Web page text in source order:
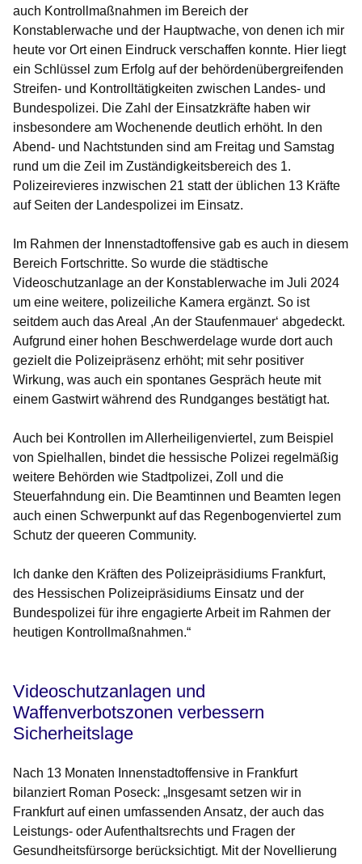
auch Kontrollmaßnahmen im Bereich der
Konstablerwache und der Hauptwache, von denen ich mir
heute vor Ort einen Eindruck verschaffen konnte. Hier liegt
ein Schlüssel zum Erfolg auf der behördenübergreifenden
Streifen- und Kontrolltätigkeiten zwischen Landes- und
Bundespolizei. Die Zahl der Einsatzkräfte haben wir
insbesondere am Wochenende deutlich erhöht. In den
Abend- und Nachtstunden sind am Freitag und Samstag
rund um die Zeil im Zuständigkeitsbereich des 1.
Polizeirevieres inzwischen 21 statt der üblichen 13 Kräfte
auf Seiten der Landespolizei im Einsatz.
Im Rahmen der Innenstadtoffensive gab es auch in diesem
Bereich Fortschritte. So wurde die städtische
Videoschutzanlage an der Konstablerwache im Juli 2024
um eine weitere, polizeiliche Kamera ergänzt. So ist
seitdem auch das Areal ,An der Staufenmauer‘ abgedeckt.
Aufgrund einer hohen Beschwerdelage wurde dort auch
gezielt die Polizeipräsenz erhöht; mit sehr positiver
Wirkung, was auch ein spontanes Gespräch heute mit
einem Gastwirt während des Rundganges bestätigt hat.
Auch bei Kontrollen im Allerheiligenviertel, zum Beispiel
von Spielhallen, bindet die hessische Polizei regelmäßig
weitere Behörden wie Stadtpolizei, Zoll und die
Steuerfahndung ein. Die Beamtinnen und Beamten legen
auch einen Schwerpunkt auf das Regenbogenviertel zum
Schutz der queeren Community.
Ich danke den Kräften des Polizeipräsidiums Frankfurt,
des Hessischen Polizeipräsidiums Einsatz und der
Bundespolizei für ihre engagierte Arbeit im Rahmen der
heutigen Kontrollmaßnahmen.“
Videoschutzanlagen und
Waffenverbotszonen verbessern
Sicherheitslage
Nach 13 Monaten Innenstadtoffensive in Frankfurt
bilanziert Roman Poseck: „Insgesamt setzen wir in
Frankfurt auf einen umfassenden Ansatz, der auch das
Leistungs- oder Aufenthaltsrechts und Fragen der
Gesundheitsfürsorge berücksichtigt. Mit der Novellierung